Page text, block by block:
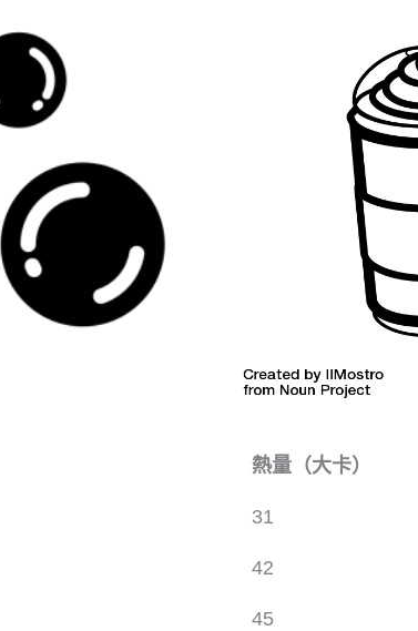
熱量（大卡）
31
42
45